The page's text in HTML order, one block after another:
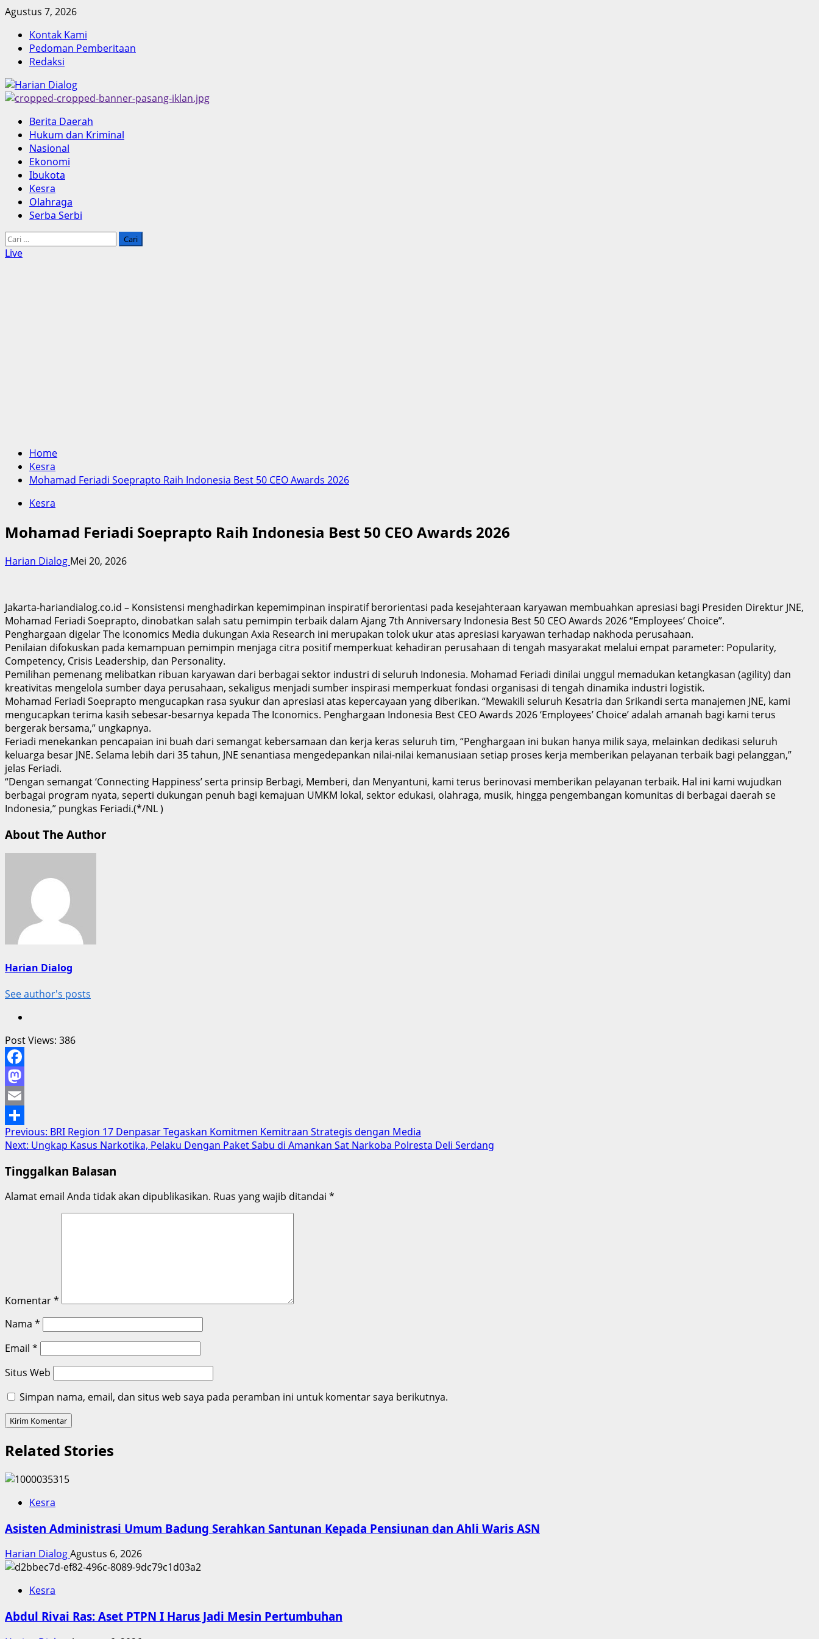
Skip
content
Agustus 7, 2026
Kontak Kami
Pedoman Pemberitaan
Redaksi
Primary
Menu
Berita Daerah
Hukum dan Kriminal
Nasional
Ekonomi
Ibukota
Kesra
Olahraga
Serba Serbi
Cari
untuk:
Live
Home
Kesra
Mohamad Feriadi Soeprapto Raih Indonesia Best 50 CEO Awards 2026
Kesra
Mohamad Feriadi Soeprapto Raih Indonesia Best 50 CEO Awards 2026
Harian Dialog Mei 20, 2026
Jakarta-hariandialog.co.id – Konsistensi menghadirkan kepemimpinan inspiratif berorientasi pada kesejahteraan karyawan membuahkan apresiasi bagi Presiden Direktur JNE,
Mohamad Feriadi Soeprapto, dinobatkan salah satu pemimpin terbaik dalam Ajang 7th Anniversary Indonesia Best 50 CEO Awards 2026 “Employees’ Choice”.
Penghargaan digelar The Iconomics Media dukungan Axia Research ini merupakan tolok ukur atas apresiasi karyawan terhadap nakhoda perusahaan.
Penilaian difokuskan pada kemampuan pemimpin menjaga citra positif memperkuat kehadiran perusahaan di tengah masyarakat melalui empat parameter: Popularity,
Competency, Crisis Leadership, dan Personality.
Pemilihan pemenang melibatkan ribuan karyawan dari berbagai sektor industri di seluruh Indonesia. Mohamad Feriadi dinilai unggul memadukan ketangkasan (agility) dan
kreativitas mengelola sumber daya perusahaan, sekaligus menjadi sumber inspirasi memperkuat fondasi organisasi di tengah dinamika industri logistik.
Mohamad Feriadi Soeprapto mengucapkan rasa syukur dan apresiasi atas kepercayaan yang diberikan. “Mewakili seluruh Kesatria dan Srikandi serta manajemen JNE, kami
mengucapkan terima kasih sebesar-besarnya kepada The Iconomics. Penghargaan Indonesia Best CEO Awards 2026 ‘Employees’ Choice’ adalah amanah bagi kami terus
bergerak bersama,” ungkapnya.
Feriadi menekankan pencapaian ini buah dari semangat kebersamaan dan kerja keras seluruh tim, “Penghargaan ini bukan hanya milik saya, melainkan dedikasi seluruh
keluarga besar JNE. Selama lebih dari 35 tahun, JNE senantiasa mengedepankan nilai-nilai kemanusiaan setiap proses kerja memberikan pelayanan terbaik bagi pelanggan,”
jelas Feriadi.
“Dengan semangat ‘Connecting Happiness’ serta prinsip Berbagi, Memberi, dan Menyantuni, kami terus berinovasi memberikan pelayanan terbaik. Hal ini kami wujudkan
berbagai program nyata, seperti dukungan penuh bagi kemajuan UMKM lokal, sektor edukasi, olahraga, musik, hingga pengembangan komunitas di berbagai daerah se
Indonesia,” pungkas Feriadi.(*/NL )
About The Author
Harian Dialog
See author's posts
Post Views: 386
Facebook
Mastodon
Email
Share
Post
navigation
Previous: BRI Region 17 Denpasar Tegaskan Komitmen Kemitraan Strategis dengan Media
Next: Ungkap Kasus Narkotika, Pelaku Dengan Paket Sabu di Amankan Sat Narkoba Polresta Deli Serdang
Tinggalkan Balasan
Alamat email Anda tidak akan dipublikasikan. Ruas yang wajib ditandai *
Komentar*
Nama *
Email *
Situs Web
Simpan nama, email, dan situs web saya pada peramban ini untuk komentar saya berikutnya.
Related Stories
Kesra
Asisten Administrasi Umum Badung Serahkan Santunan Kepada Pensiunan dan Ahli Waris ASN
Harian DialogAgustus 6, 2026
Kesra
Abdul Rivai Ras: Aset PTPN I Harus Jadi Mesin Pertumbuhan